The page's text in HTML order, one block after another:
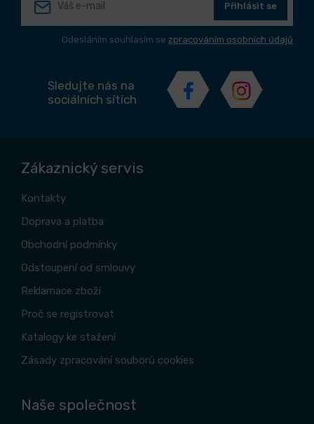
Přihlásit se
Odesláním souhlasím se zpracováním osobních údajů
Sledujte nás na
sociálních sítích
Zákaznický servis
Kontakty
Doprava a platba
Obchodní podmínky
Odstoupení od smlouvy
Reklamace zboží
Proč se registrovat
Katalogy ke stažení
Zásady zpracování souborů cookies
Naše společnost